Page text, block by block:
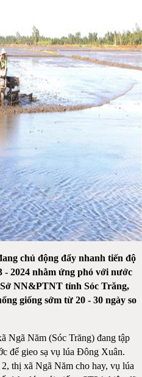
chủ động đẩy nhanh tiến độ
- 2024 nhằm ứng phó với nước
NN&PTNT tỉnh Sóc Trăng,
giống sớm từ 20 - 30 ngày so
Ngã Năm (Sóc Trăng) đang tập
để gieo sạ vụ lúa Đông Xuân.
thị xã Ngã Năm cho hay, vụ lúa